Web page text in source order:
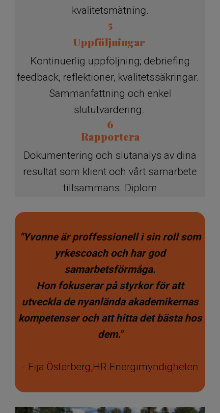
kvalitetsmätning.
5
Uppföljningar
Kontinuerlig uppföljning; debriefing
feedback, reflektioner, kvalitetssäkringar.
Sammanfattning och enkel
slututvärdering.
6
Rapportera
Dokumentering och slutanalys av dina
resultat som klient och vårt samarbete
tillsammans. Diplom
"Yvonne är proffessionell i sin roll som
yrkescoach och har god
samarbetsförmåga.
​​​​​​​Hon fokuserar på styrkor för att
utveckla de nyanlända akademikernas
kompetenser och att hitta det bästa hos
dem."
- Eija Österberg,HR Energimyndigheten